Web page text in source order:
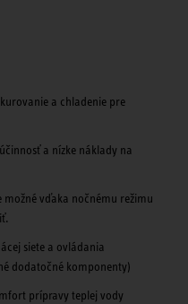
a chladenie pre
a nízke náklady na
vďaka nočnému režimu
siete a ovládania
dodatočné komponenty­)
prípravy teplej vody